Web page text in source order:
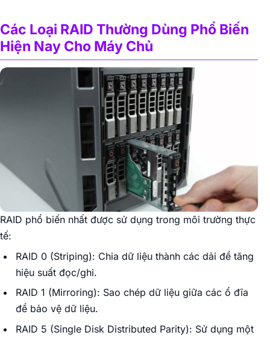
Các Loại RAID Thường Dùng Phổ Biến
Hiện Nay Cho Máy Chủ
RAID phổ biến nhất được sử dụng trong môi trường thực
tế:
RAID 0 (Striping): Chia dữ liệu thành các dải để tăng
hiệu suất đọc/ghi.
RAID 1 (Mirroring): Sao chép dữ liệu giữa các ổ đĩa
để bảo vệ dữ liệu.
RAID 5 (Single Disk Distributed Parity): Sử dụng một